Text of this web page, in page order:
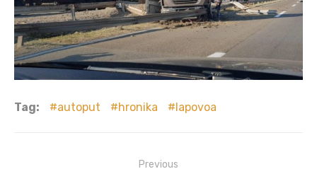
Tag: autoput hronika lapovoa
Previous